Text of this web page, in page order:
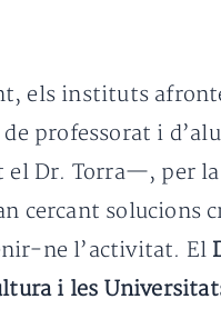
els instituts
professorat i
el Dr. Torra—, per
cercant solucions
ne l’activitat. El
i les